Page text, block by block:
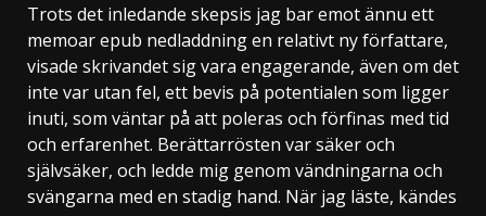
Trots det inledande skepsis jag bar emot ännu ett
memoar epub nedladdning en relativt ny författare,
visade skrivandet sig vara engagerande, även om det
inte var utan fel, ett bevis på potentialen som ligger
inuti, som väntar på att poleras och förfinas med tid
och erfarenhet. Berättarrösten var säker och
självsäker, och ledde mig genom vändningarna och
svängarna med en stadig hand. När jag läste, kändes